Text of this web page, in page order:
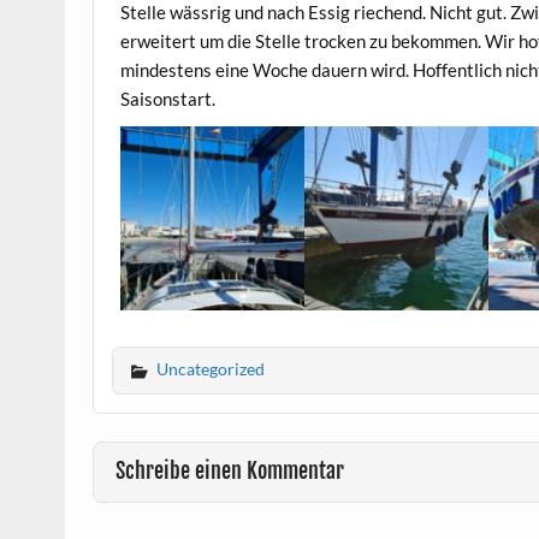
Stelle wässrig und nach Essig riechend. Nicht gut.
erweitert um die Stelle trocken zu bekommen. Wir
mindestens eine Woche dauern wird. Hoffentlich
Saisonstart.
Uncategorized
Schreibe einen Kommentar